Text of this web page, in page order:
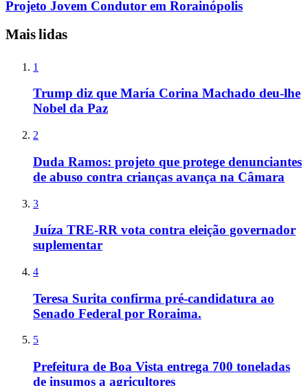
Projeto Jovem Condutor em Rorainópolis
Mais lidas
1
Trump diz que María Corina Machado deu-lhe
Nobel da Paz
2
Duda Ramos: projeto que protege denunciantes
de abuso contra crianças avança na Câmara
3
Juíza TRE-RR vota contra eleição governador
suplementar
4
Teresa Surita confirma pré-candidatura ao
Senado Federal por Roraima.
5
Prefeitura de Boa Vista entrega 700 toneladas
de insumos a agricultores